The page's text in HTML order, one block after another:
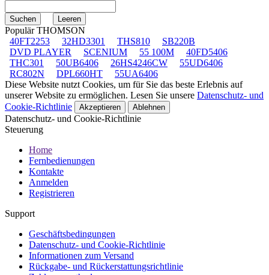
Populär THOMSON
40FT2253
32HD3301 THS810
SB220B
DVD PLAYER
SCENIUM 55 100M
40FD5406
THC301
50UB6406 26HS4246CW
55UD6406
RC802N
DPL660HT
55UA6406
Diese Website nutzt Cookies, um für Sie das beste Erlebnis auf
unserer Website zu ermöglichen. Lesen Sie unsere Datenschutz- und
Cookie-Richtlinie
Akzeptieren Ablehnen
Datenschutz- und Cookie-Richtlinie
Steuerung
Home
Fernbedienungen
Kontakte
Anmelden
Registrieren
Support
Geschäftsbedingungen
Datenschutz- und Cookie-Richtlinie
Informationen zum Versand
Rückgabe- und Rückerstattungsrichtlinie